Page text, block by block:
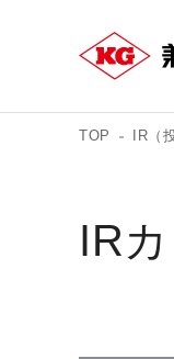
TOP IR（
IR